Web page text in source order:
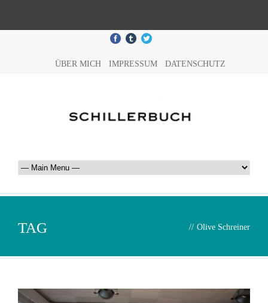
ÜBER MICH IMPRESSUM DATENSCHUTZ
TAG // Olive Schreiner